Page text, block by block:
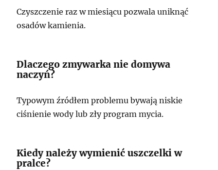
Czyszczenie raz w miesiącu pozwala uniknąć
osadów kamienia.
Dlaczego zmywarka nie domywa
naczyń?
Typowym źródłem problemu bywają niskie
ciśnienie wody lub zły program mycia.
Kiedy należy wymienić uszczelki w
pralce?